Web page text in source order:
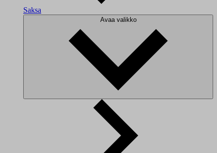
Saksa
Avaa valikko